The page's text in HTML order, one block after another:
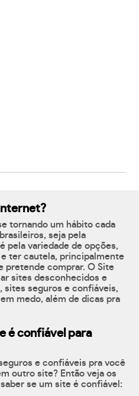
tornando um hábito cada
seja pela
pela variedade de opções,
ter cautela, principalmente
pretende comprar. O Site
sites desconhecidos e
sites seguros e confiáveis,
medo, além de dicas pra
é confiável para
e confiáveis pra você
outro site? Então veja os
se um site é confiável: